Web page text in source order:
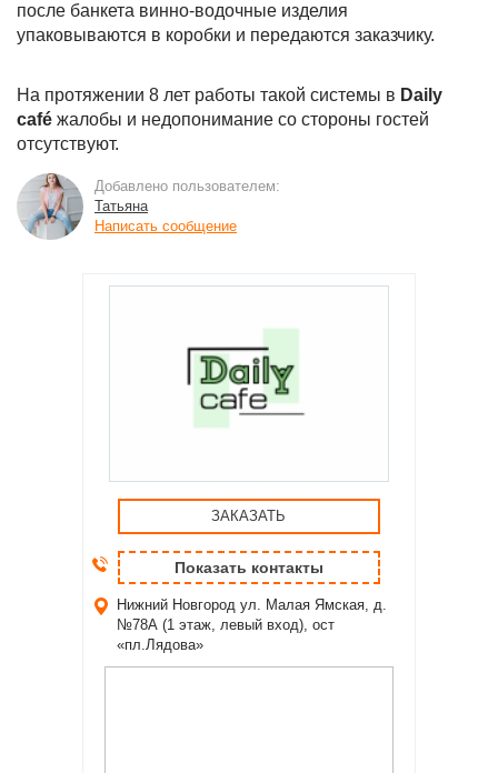
после банкета винно-водочные изделия
упаковываются в коробки и передаются заказчику.
На протяжении 8 лет работы такой системы в Daily
café жалобы и недопонимание со стороны гостей
отсутствуют.
Добавлено пользователем:
Татьяна
Написать сообщение
ЗАКАЗАТЬ
Показать контакты
Нижний Новгород ул. Малая Ямская, д.
№78А (1 этаж, левый вход), ост
«пл.Лядова»